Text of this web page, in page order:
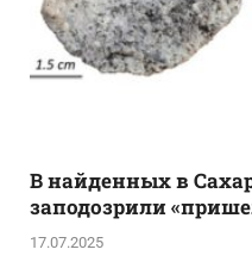
В найденных в
заподозрили
17.07.2025